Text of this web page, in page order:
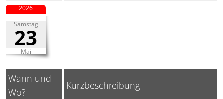
Samstag
23
Mai
2026
Wann und
Wo?
Kurzbeschreibung